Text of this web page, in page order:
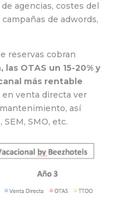
agencias, costes del
de adwords,
reservas cobran
las OTAS un 15-20% y
más rentable
en venta directa ver
así
SMO, etc.